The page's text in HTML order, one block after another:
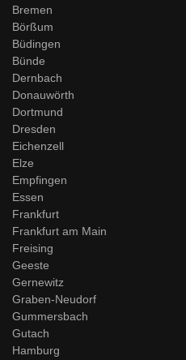
Bremen
Börßum
Büdingen
Bünde
Dernbach
Donauwörth
Dortmund
Dresden
Eichenzell
Elze
Empfingen
Essen
Frankfurt
Frankfurt am Main
Freising
Geeste
Gernewitz
Graben-Neudorf
Gummersbach
Gutach
Hamburg